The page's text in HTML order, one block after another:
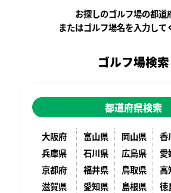
お探しのゴルフ場の都道
またはゴルフ場名を入力して
ゴルフ場検索
都道府県検索
大阪府
兵庫県
京都府
滋賀県
富山県
石川県
福井県
愛知県
岡山県
広島県
鳥取県
島根県
香
愛
高
徳